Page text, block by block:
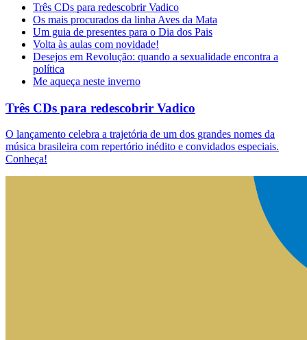
Três CDs para redescobrir Vadico
Os mais procurados da linha Aves da Mata
Um guia de presentes para o Dia dos Pais
Volta às aulas com novidade!
Desejos em Revolução: quando a sexualidade encontra a
política
Me aqueça neste inverno
Três CDs para redescobrir Vadico
O lançamento celebra a trajetória de um dos grandes nomes da
música brasileira com repertório inédito e convidados especiais.
Conheça!